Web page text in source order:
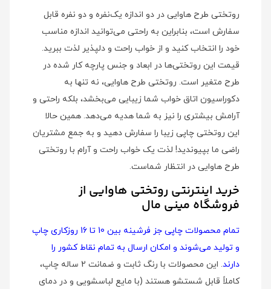
روتختی طرح هاوایی در دو اندازه یک‌نفره و دو نفره قابل
سفارش است، بنابراین به راحتی می‌توانید اندازه مناسب
خود را انتخاب کنید و از خواب راحت و دلپذیر لذت ببرید.
قیمت این روتختی‌ها در ابعاد و جنس پارچه کار شده در
طرح متغیر است. روتختی طرح هاوایی، نه تنها به
دکوراسیون اتاق خواب شما زیبایی می‌بخشد، بلکه راحتی و
آرامش بیشتری را نیز به شما هدیه می‌دهد. همین حالا
این روتختی چاپی زیبا را سفارش دهید و به جمع مشتریان
راضی ما بپیوندید! لذت یک خواب راحت و آرام با روتختی
طرح هاوایی در انتظار شماست.
خرید اینترنتی روتختی هاوایی از
فروشگاه مینی مال
تمام محصولات چاپی جز فرشینه بین 10 تا 16 روزکاری چاپ
و تولید می‌شوند و امکان ارسال به تمام نقاط کشور را
دارند
. این محصولات با رنگ ثابت و ضمانت 2 ساله چاپ،
کاملاً قابل شستشو هستند (با مایع لباسشویی و در دمای